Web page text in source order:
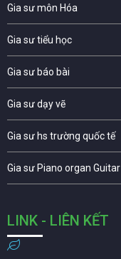
Gia sư môn Hóa
Gia sư tiểu học
Gia sư báo bài
Gia sư dạy vẽ
Gia sư hs trường quốc tế
Gia sư Piano organ Guitar
LINK - LIÊN KẾT